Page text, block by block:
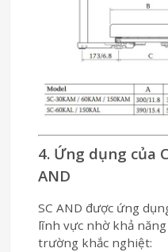
4. Ứng dụng của
AND
SC AND được ứng
lĩnh vực nhờ khả
trường khắc nghiệt: